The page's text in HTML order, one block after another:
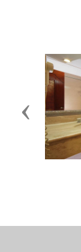
Previous